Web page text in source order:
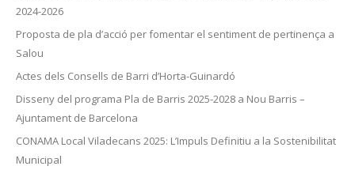
2024-2026
Proposta de pla d’acció per fomentar el sentiment de pertinença a
Salou
Actes dels Consells de Barri d’Horta-Guinardó
Disseny del programa Pla de Barris 2025-2028 a Nou Barris –
Ajuntament de Barcelona
CONAMA Local Viladecans 2025: L’Impuls Definitiu a la Sostenibilitat
Municipal